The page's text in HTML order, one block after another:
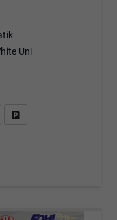
Uni
(PDF)
Fahrzeug parken